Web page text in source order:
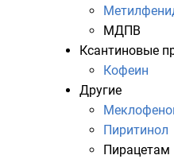
МДПВ
Ксантиновые
Кофеин
Другие
Пиритинол
Пирацетам